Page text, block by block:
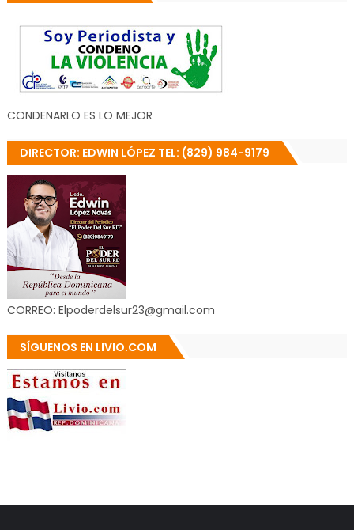
CONDENARLO ES LO MEJOR
DIRECTOR: EDWIN LÓPEZ TEL: (829) 984-9179
CORREO: Elpoderdelsur23@gmail.com
SÍGUENOS EN LIVIO.COM